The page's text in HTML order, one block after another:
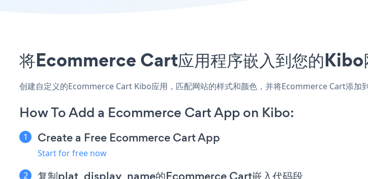
将Ecommerce Cart应用程序嵌入到您的Kibo
创建自定义的Ecommerce Cart Kibo应用，匹配网站的样式和颜色，并将Ecommerce Cart添加
How To Add a Ecommerce Cart App on Kibo:
Create a Free Ecommerce Cart App
Start for free now